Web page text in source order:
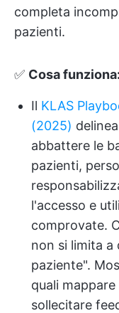
completa
pazienti.
✅ Cosa funziona:
Il KLAS
(2025)
abbattere le
pazienti,
l'accesso e
comprovate.
non si limita a
paziente".
quali
sollecitare